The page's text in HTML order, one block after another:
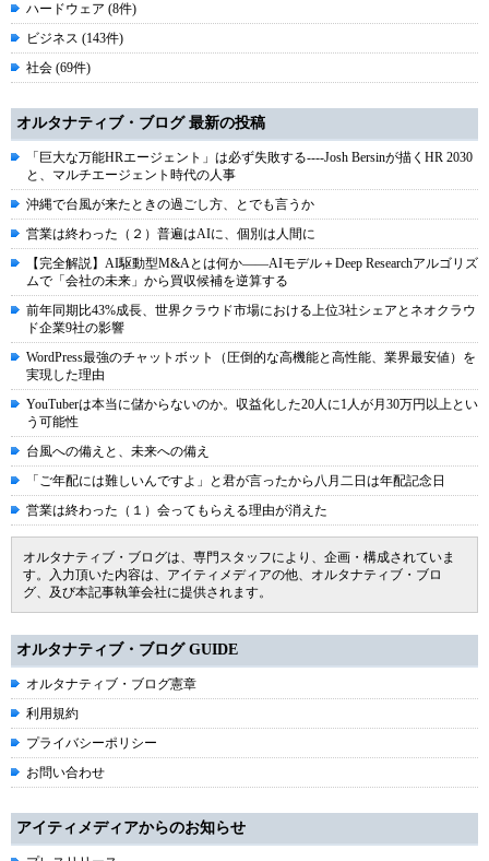
ハードウェア (8件)
ビジネス (143件)
社会 (69件)
オルタナティブ・ブログ 最新の投稿
「巨大な万能HRエージェント」は必ず失敗する----Josh Bersinが描くHR 2030
と、マルチエージェント時代の人事
沖縄で台風が来たときの過ごし方、とでも言うか
営業は終わった（２）普遍はAIに、個別は人間に
【完全解説】AI駆動型M&Aとは何か――AIモデル＋Deep Researchアルゴリズ
ムで「会社の未来」から買収候補を逆算する
前年同期比43%成長、世界クラウド市場における上位3社シェアとネオクラウ
ド企業9社の影響
WordPress最強のチャットボット（圧倒的な高機能と高性能、業界最安値）を
実現した理由
YouTuberは本当に儲からないのか。収益化した20人に1人が月30万円以上とい
う可能性
台風への備えと、未来への備え
「ご年配には難しいんですよ」と君が言ったから八月二日は年配記念日
営業は終わった（１）会ってもらえる理由が消えた
オルタナティブ・ブログは、専門スタッフにより、企画・構成されていま
す。入力頂いた内容は、アイティメディアの他、オルタナティブ・ブロ
グ、及び本記事執筆会社に提供されます。
オルタナティブ・ブログ GUIDE
オルタナティブ・ブログ憲章
利用規約
プライバシーポリシー
お問い合わせ
アイティメディアからのお知らせ